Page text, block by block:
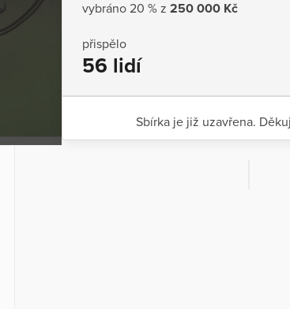
vybráno 20 % z 250 000 Kč
přispělo
56 lidí
Sbírka je již uzavřena.